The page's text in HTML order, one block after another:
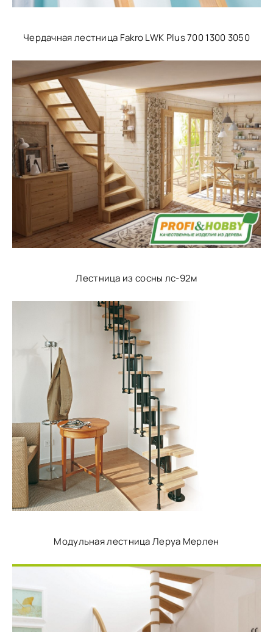
Чердачная лестница Fakro LWK Plus 700 1300 3050
Лестница из сосны лс-92м
Модульная лестница Леруа Мерлен